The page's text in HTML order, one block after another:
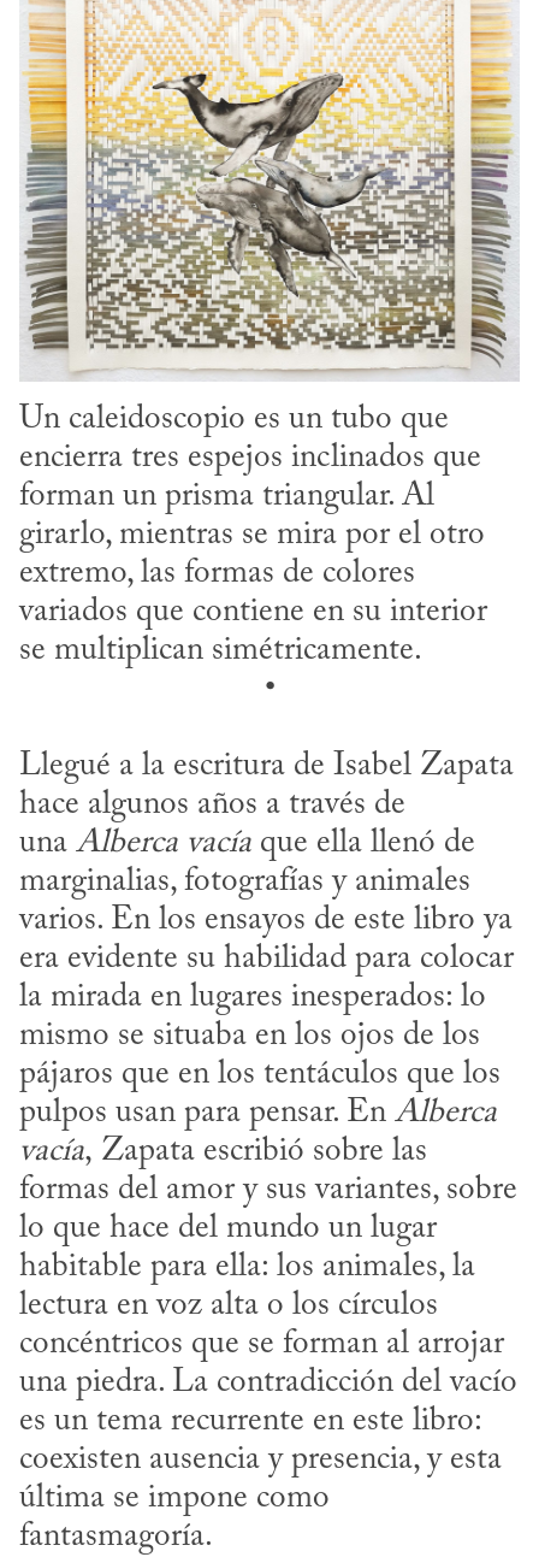
Un caleidoscopio es un tubo que
encierra tres espejos inclinados que
forman un prisma triangular. Al
girarlo, mientras se mira por el otro
extremo, las formas de colores
variados que contiene en su interior
se multiplican simétricamente.
•
Llegué a la escritura de Isabel Zapata
hace algunos años a través de
una Alberca vacía que ella llenó de
marginalias, fotografías y animales
varios. En los ensayos de este libro ya
era evidente su habilidad para colocar
la mirada en lugares inesperados: lo
mismo se situaba en los ojos de los
pájaros que en los tentáculos que los
pulpos usan para pensar. En Alberca
vacía, Zapata escribió sobre las
formas del amor y sus variantes, sobre
lo que hace del mundo un lugar
habitable para ella: los animales, la
lectura en voz alta o los círculos
concéntricos que se forman al arrojar
una piedra. La contradicción del vacío
es un tema recurrente en este libro:
coexisten ausencia y presencia, y esta
última se impone como
fantasmagoría.